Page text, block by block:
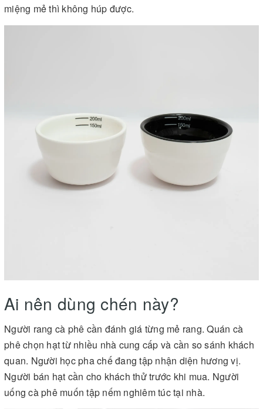
miệng mẻ thì không húp được.
Ai nên dùng chén này?
Người rang cà phê cần đánh giá từng mẻ rang. Quán cà
phê chọn hạt từ nhiều nhà cung cấp và cần so sánh khách
quan. Người học pha chế đang tập nhận diện hương vị.
Người bán hạt cần cho khách thử trước khi mua. Người
uống cà phê muốn tập nếm nghiêm túc tại nhà.